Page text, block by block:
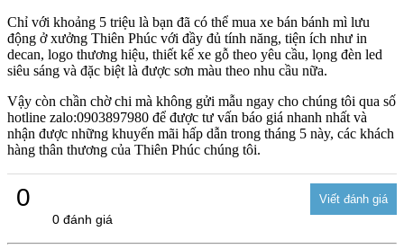
Chỉ với khoảng 5 triệu là bạn đã có thể mua xe bán bánh mì lưu
động ở xưởng Thiên Phúc với đầy đủ tính năng, tiện ích như in
decan, logo thương hiệu, thiết kế xe gỗ theo yêu cầu, lọng đèn led
siêu sáng và đặc biệt là được sơn màu theo nhu cầu nữa.
Vậy còn chần chờ chi mà không gửi mẫu ngay cho chúng tôi qua số
hotline zalo:0903897980 để được tư vấn báo giá nhanh nhất và
nhận được những khuyến mãi hấp dẫn trong tháng 5 này, các khách
hàng thân thương của Thiên Phúc chúng tôi.
0
0 đánh giá